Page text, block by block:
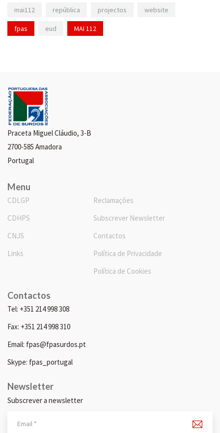
mai112 república projectos website
fpas eud MAI 112
Praceta Miguel Cláudio, 3-B
2700-585 Amadora
Portugal
Menu
CDLGP
CDHPS
CNJS
Links
Reclamações
Subscrever Newsletter
Contactos
Política de Privacidade
Política de Cookies
Contactos
Tel: +351 214 998 308
Fax: +351 214 998 310
Email: fpas@fpasurdos.pt
Skype: fpas_portugal
Newsletter
Subscrever a newsletter